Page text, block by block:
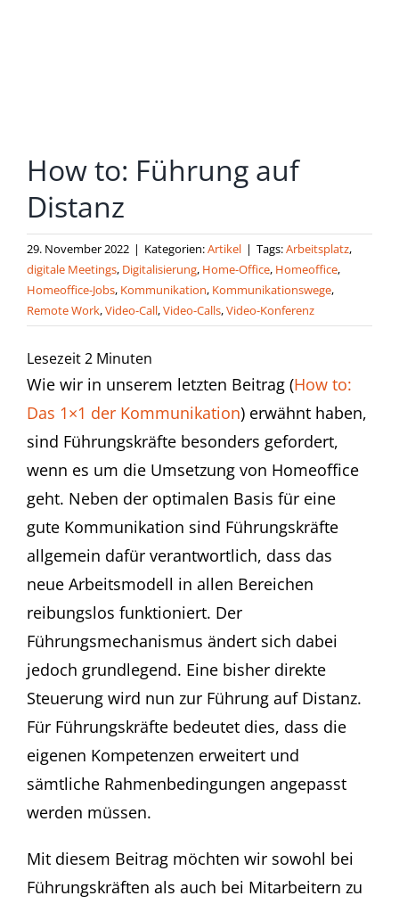
How to: Führung auf
Distanz
29. November 2022 | Kategorien:Artikel | Tags:Arbeitsplatz,
digitale Meetings, Digitalisierung, Home-Office, Homeoffice,
Homeoffice-Jobs, Kommunikation, Kommunikationswege,
Remote Work,Video-Call,Video-Calls,Video-Konferenz
Lesezeit2 Minuten
Wie wir in unserem letzten Beitrag (How to:
Das 1×1 der Kommunikation) erwähnt haben,
sind Führungskräfte besonders gefordert,
wenn es um die Umsetzung von Homeoffice
geht. Neben der optimalen Basis für eine
gute Kommunikation sind Führungskräfte
allgemein dafür verantwortlich, dass das
neue Arbeitsmodell in allen Bereichen
reibungslos funktioniert. Der
Führungsmechanismus ändert sich dabei
jedoch grundlegend. Eine bisher direkte
Steuerung wird nun zur Führung auf Distanz.
Für Führungskräfte bedeutet dies, dass die
eigenen Kompetenzen erweitert und
sämtliche Rahmenbedingungen angepasst
werden müssen.
Mit diesem Beitrag möchten wir sowohl bei
Führungskräften als auch bei Mitarbeitern zu